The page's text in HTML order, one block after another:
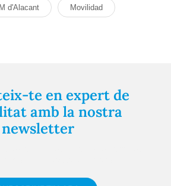
d'Alacant Movilidad
te en expert de
amb la nostra
newsletter